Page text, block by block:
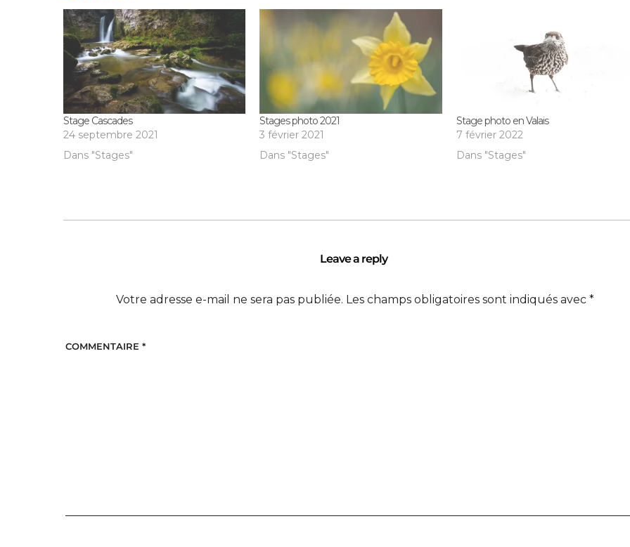
Stage Cascades
24 septembre 2021
Dans "Stages"
Stages photo 2021
3 février 2021
Dans "Stages"
Stage photo en Valais
7 février 2022
Dans "Stages"
Leave a reply
Votre adresse e-mail ne sera pas publiée. Les champs obligatoires sont indiqués avec *
COMMENTAIRE *